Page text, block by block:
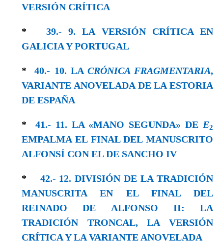
VERSIÓN CRÍTICA
* 39.- 9. LA VERSIÓN CRÍTICA EN
GALICIA Y PORTUGAL
*40.- 10. LA CRÓNICA FRAGMENTARIA,
VARIANTE ANOVELADA DE LA ESTORIA
DE ESPAÑA
* 41.- 11. LA «MANO SEGUNDA» DE E2
EMPALMA EL FINAL DEL MANUSCRITO
ALFONSÍ CON EL DE SANCHO IV
* 42.- 12. DIVISIÓN DE LA TRADICIÓN
MANUSCRITA EN EL FINAL DEL
REINADO DE ALFONSO II: LA
TRADICIÓN TRONCAL, LA VERSIÓN
CRÍTICA Y LA VARIANTE ANOVELADA